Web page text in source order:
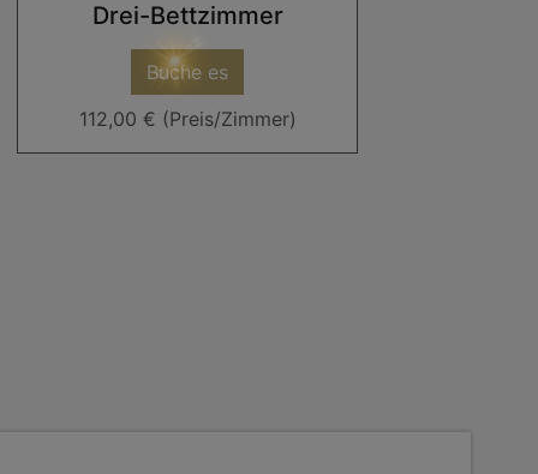
Drei-Bettzimmer
Buche es
112,00 € (Preis/Zimmer)